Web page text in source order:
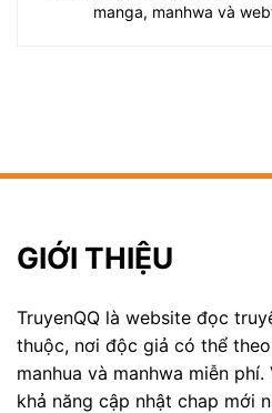
manga, manhwa và
GIỚI THIỆU
TruyenQQ là website đọc
thuộc, nơi độc giả có thể
manhua và manhwa miễn
khả năng cập nhật chap mới